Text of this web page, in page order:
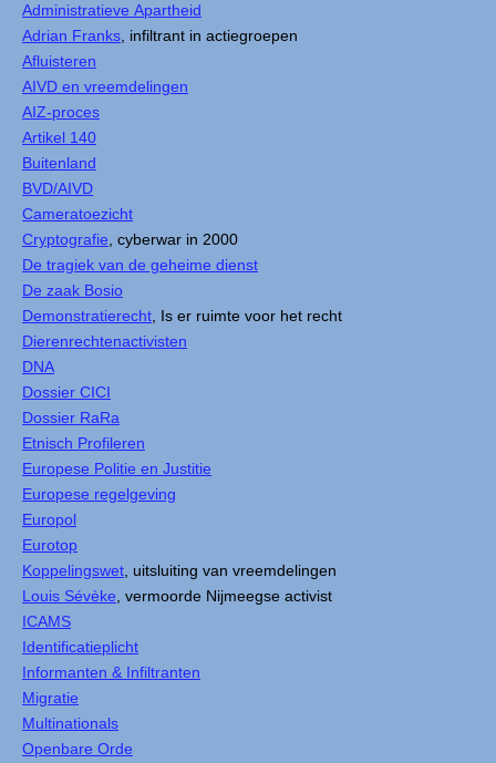
Administratieve Apartheid
Adrian Franks , infiltrant in actiegroepen
Afluisteren
AIVD en vreemdelingen
AIZ-proces
Artikel 140
Buitenland
BVD/AIVD
Cameratoezicht
Cryptografie , cyberwar in 2000
De tragiek van de geheime dienst
De zaak Bosio
Demonstratierecht , Is er ruimte voor het recht
Dierenrechtenactivisten
DNA
Dossier CICI
Dossier RaRa
Etnisch Profileren
Europese Politie en Justitie
Europese regelgeving
Europol
Eurotop
Koppelingswet , uitsluiting van vreemdelingen
Louis Sévèke , vermoorde Nijmeegse activist
ICAMS
Identificatieplicht
Informanten & Infiltranten
Migratie
Multinationals
Openbare Orde